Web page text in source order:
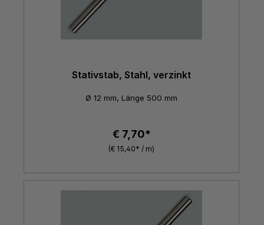
Stativstab, Stahl, verzinkt
Ø 12 mm, Länge 500 mm
€ 7,70*
(€ 15,40* / m)